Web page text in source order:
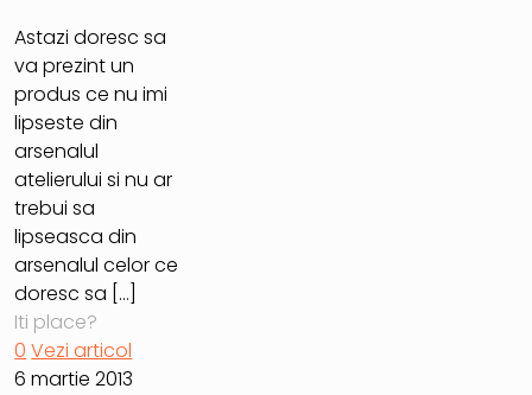
Astazi doresc sa
va prezint un
produs ce nu imi
lipseste din
arsenalul
atelierului si nu ar
trebui sa
lipseasca din
arsenalul celor ce
doresc sa […]
Iti place?
0 Vezi articol
6 martie 2013